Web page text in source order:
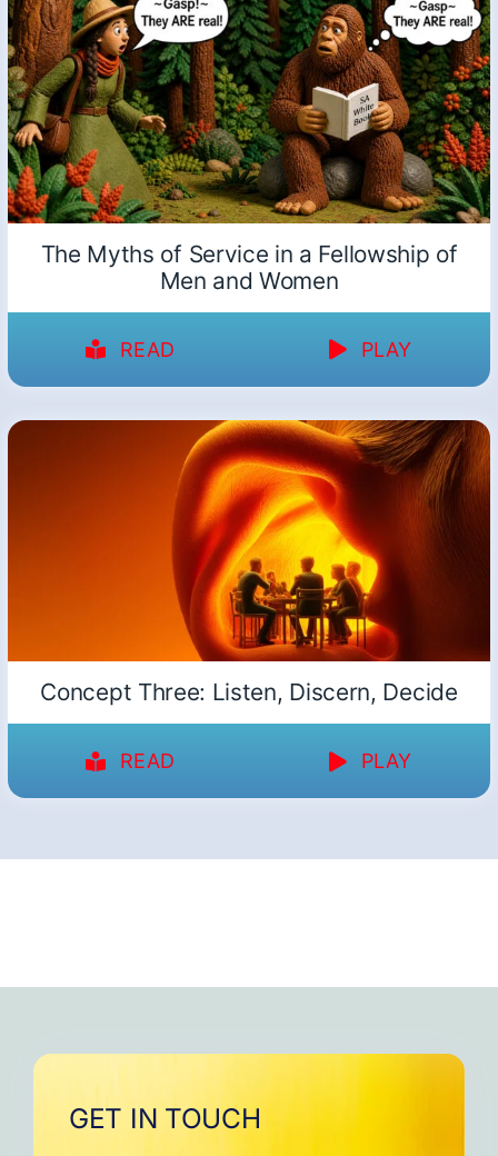
The Myths of Service in a Fellowship of
Men and Women
READ PLAY
Concept Three: Listen, Discern, Decide
READ PLAY
GET IN TOUCH